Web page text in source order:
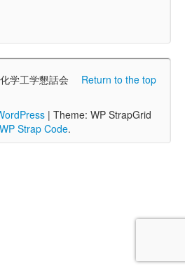
Return to the top
学工学懇話会
| Theme: WP StrapGrid
WP Strap Code.